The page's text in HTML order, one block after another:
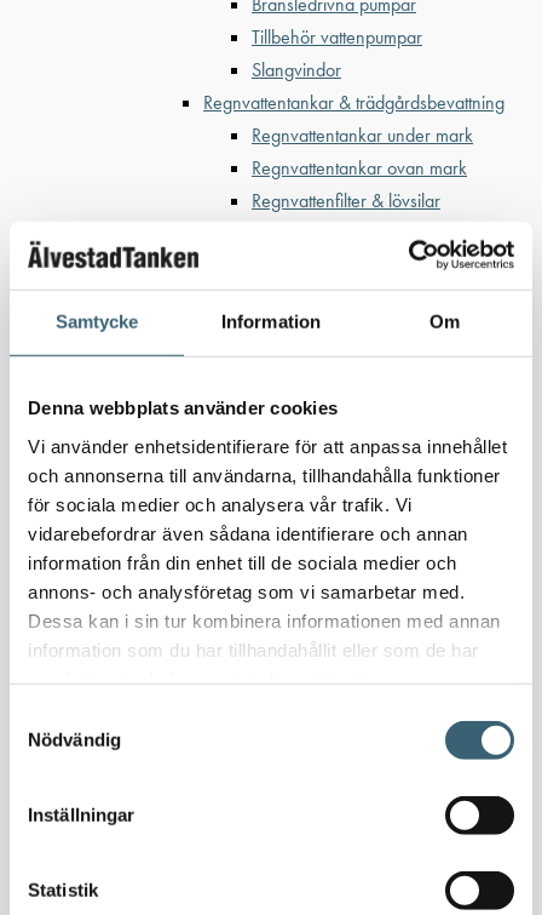
Samtycke Information Om
Denna webbplats använder cookies
Vi använder enhetsidentifierare för att anpassa innehållet
och annonserna till användarna, tillhandahålla funktioner
för sociala medier och analysera vår trafik. Vi
vidarebefordrar även sådana identifierare och annan
information från din enhet till de sociala medier och
annons- och analysföretag som vi samarbetar med.
Dessa kan i sin tur kombinera informationen med annan
information som du har tillhandahållit eller som de har
Nödvändig
Inställningar
Statistik
Tillbehör vattenpumpar
Slangvindor
Regnvattentankar & trädgårdsbevattning
Regnvattentankar under mark
Regnvattentankar ovan mark
Regnvattenfilter & lövsilar
Bufferttankar till växtskyddsspruta
Vattenplattformar
Vattenvagnar
Nödvattenutrustning
Specialsvetsade lagringstankar
Ståltankar för lagring, transport & process
AdBlue
AdBluetankar
AdBlue transporttankar
AdBluepumpar & tillbehör
Diesel
Dieseltank reservdelar & tillbehör